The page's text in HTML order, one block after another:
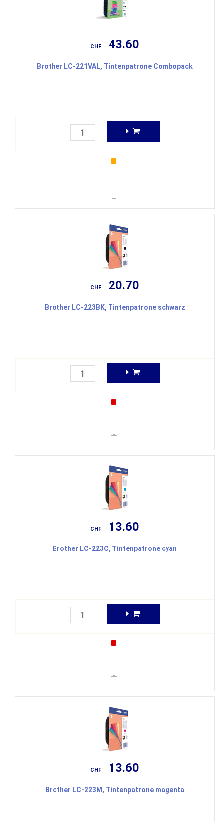
CHF 43.60
Brother LC-221VAL, Tintenpatrone Combopack
CHF 20.70
Brother LC-223BK, Tintenpatrone schwarz
CHF 13.60
Brother LC-223C, Tintenpatrone cyan
CHF 13.60
Brother LC-223M, Tintenpatrone magenta